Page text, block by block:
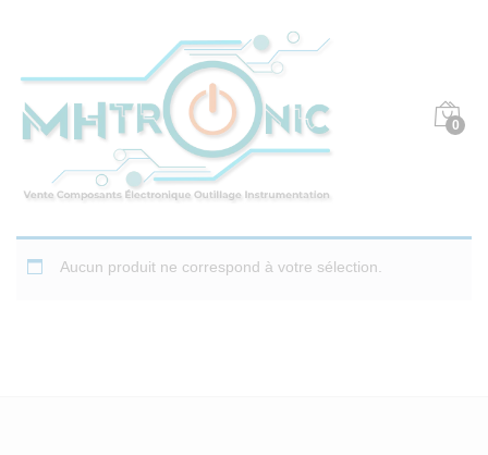
0
Aucun produit ne correspond à votre sélection.